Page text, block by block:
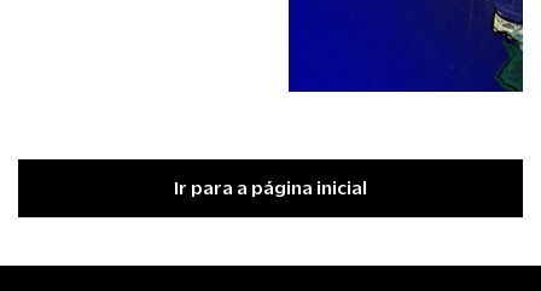
Ir para a página inicial